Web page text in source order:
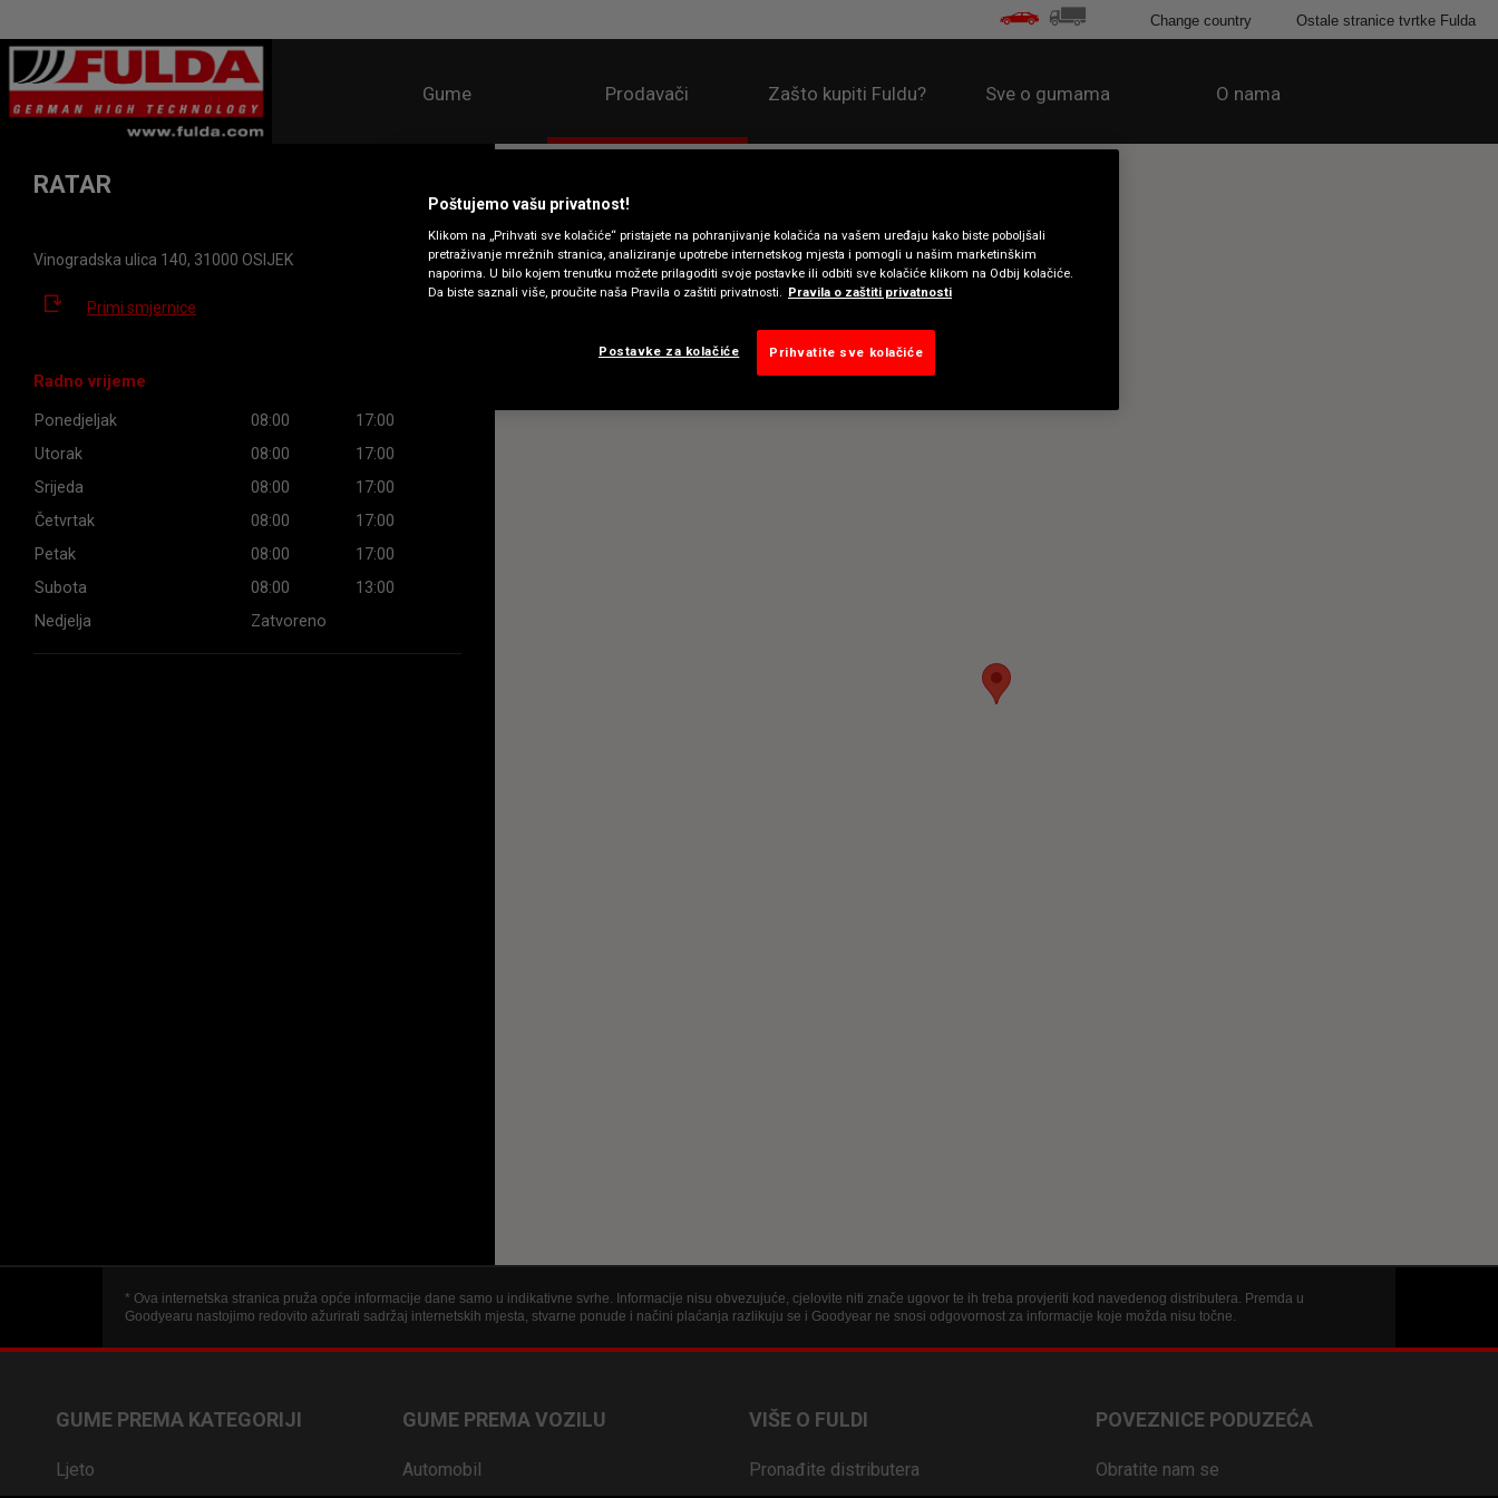
Gume Prodavači Zašto kupiti Fuldu? Sve o gumama O nama
Change country Ostale stranice tvrtke Fulda
RATAR
Vinogradska ulica 140, 31000 OSIJEK
Primi smjernice
Radno vrijeme
Ponedjeljak 08:00
17:00
Utorak
08:00
17:00
Srijeda
08:00
17:00
Četvrtak
08:00
17:00
Petak
08:00
17:00
Subota
08:00
13:00
Nedjelja
Zatvoreno
* Ova internetska stranica pruža opće informacije dane samo u indikativne svrhe. Informacije nisu obvezujuće, cjelovite niti znače ugovor te ih treba provjeriti kod navedenog distributera. Premda u
Goodyearu nastojimo redovito ažurirati sadržaj internetskih mjesta, stvarne ponude i načini plaćanja razlikuju se i Goodyear ne snosi odgovornost za informacije koje možda nisu točne.
GUME PREMA KATEGORIJI
Ljeto
GUME PREMA VOZILU
Automobil
VIŠE O FULDI
Pronađite distributera
POVEZNICE PODUZEĆA
Obratite nam se
Poštujemo vašu privatnost!
Klikom na „Prihvati sve kolačiće“ pristajete na pohranjivanje kolačića na vašem uređaju kako biste poboljšali
pretraživanje mrežnih stranica, analiziranje upotrebe internetskog mjesta i pomogli u našim marketinškim
naporima. U bilo kojem trenutku možete prilagoditi svoje postavke ili odbiti sve kolačiće klikom na Odbij kolačiće.
Da biste saznali više, proučite naša Pravila o zaštiti privatnosti. Pravila o zaštiti privatnosti
Postavke za kolačiće Prihvatite sve kolačiće